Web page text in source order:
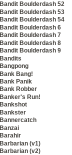
Bandit Boulderdash 52
Bandit Boulderdash 53
Bandit Boulderdash 54
Bandit Boulderdash 6
Bandit Boulderdash 7
Bandit Boulderdash 8
Bandit Boulderdash 9
Bandits
Bangpong
Bank Bang!
Bank Panik
Bank Robber
Banker's Run!
Bankshot
Bankster
Bannercatch
Banzai
Barahir
Barbarian (v1)
Barbarian (v2)